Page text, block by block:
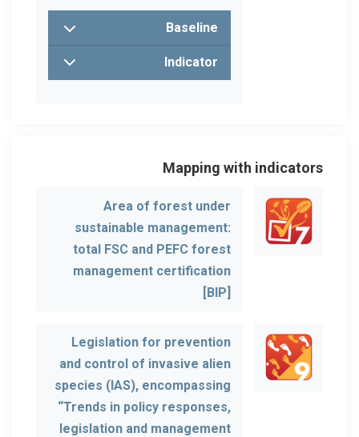
Baseline
Indicator
Mapping with indicators
Area of forest under
sustainable management:
total FSC and PEFC forest
management certification
[BIP]
Legislation for prevention
and control of invasive alien
species (IAS), encompassing
“Trends in policy responses,
legislation and management